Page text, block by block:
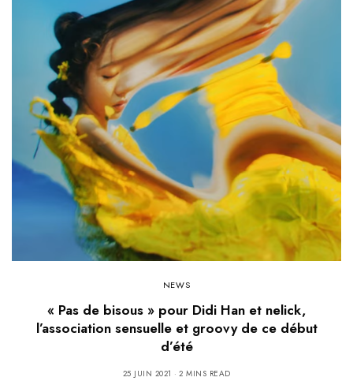
NEWS
« Pas de bisous » pour Didi Han et nelick,
l’association sensuelle et groovy de ce début
d’été
25 JUIN 2021 2 MINS READ